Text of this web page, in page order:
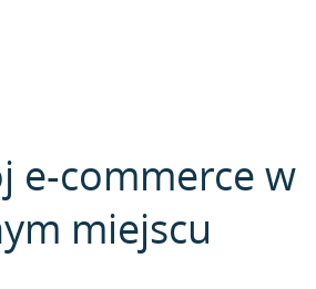
e-commerce w
miejscu